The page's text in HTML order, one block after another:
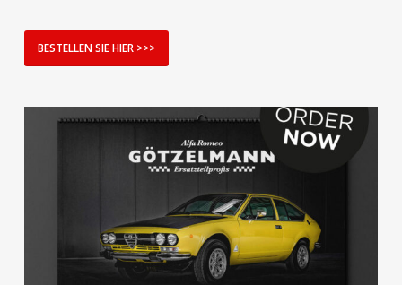
BESTELLEN SIE HIER >>>